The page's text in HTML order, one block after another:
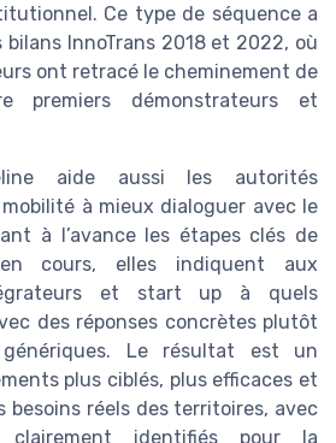
Ce type de séquence a
bilans InnoTrans 2018 et 2022, où
ont retracé le cheminement de
premiers démonstrateurs et
aide aussi les autorités
à mieux dialoguer avec le
à l’avance les étapes clés de
cours, elles indiquent aux
et start up à quels
des réponses concrètes plutôt
Le résultat est un
plus ciblés, plus efficaces et
besoins réels des territoires, avec
identifiés pour la